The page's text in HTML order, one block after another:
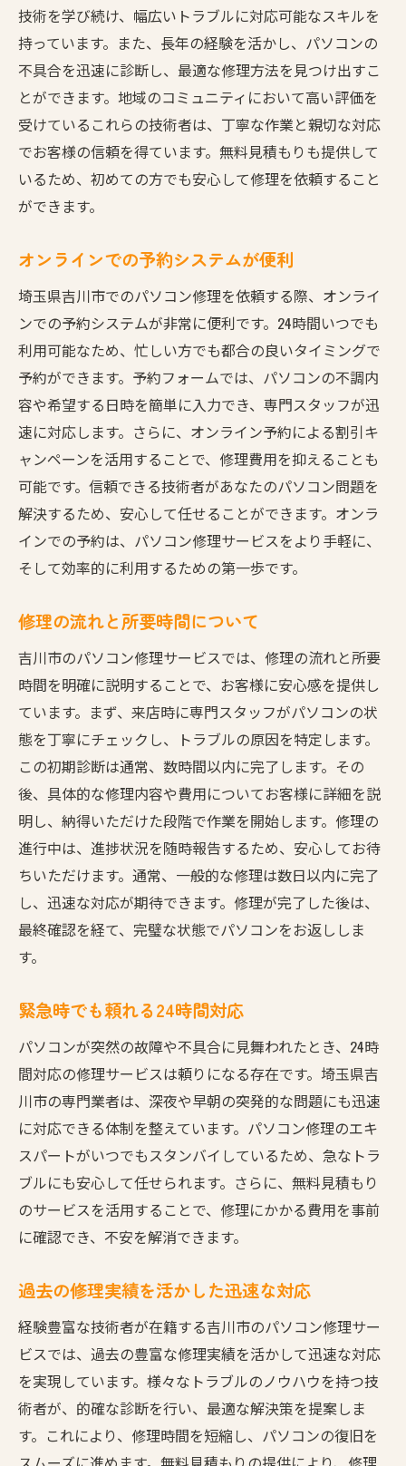
技術を学び続け、幅広いトラブルに対応可能なスキルを
持っています。また、長年の経験を活かし、パソコンの
不具合を迅速に診断し、最適な修理方法を見つけ出すこ
とができます。地域のコミュニティにおいて高い評価を
受けているこれらの技術者は、丁寧な作業と親切な対応
でお客様の信頼を得ています。無料見積もりも提供して
いるため、初めての方でも安心して修理を依頼すること
ができます。
オンラインでの予約システムが便利
埼玉県吉川市でのパソコン修理を依頼する際、オンライ
ンでの予約システムが非常に便利です。24時間いつでも
利用可能なため、忙しい方でも都合の良いタイミングで
予約ができます。予約フォームでは、パソコンの不調内
容や希望する日時を簡単に入力でき、専門スタッフが迅
速に対応します。さらに、オンライン予約による割引キ
ャンペーンを活用することで、修理費用を抑えることも
可能です。信頼できる技術者があなたのパソコン問題を
解決するため、安心して任せることができます。オンラ
インでの予約は、パソコン修理サービスをより手軽に、
そして効率的に利用するための第一歩です。
修理の流れと所要時間について
吉川市のパソコン修理サービスでは、修理の流れと所要
時間を明確に説明することで、お客様に安心感を提供し
ています。まず、来店時に専門スタッフがパソコンの状
態を丁寧にチェックし、トラブルの原因を特定します。
この初期診断は通常、数時間以内に完了します。その
後、具体的な修理内容や費用についてお客様に詳細を説
明し、納得いただけた段階で作業を開始します。修理の
進行中は、進捗状況を随時報告するため、安心してお待
ちいただけます。通常、一般的な修理は数日以内に完了
し、迅速な対応が期待できます。修理が完了した後は、
最終確認を経て、完璧な状態でパソコンをお返ししま
す。
緊急時でも頼れる24時間対応
パソコンが突然の故障や不具合に見舞われたとき、24時
間対応の修理サービスは頼りになる存在です。埼玉県吉
川市の専門業者は、深夜や早朝の突発的な問題にも迅速
に対応できる体制を整えています。パソコン修理のエキ
スパートがいつでもスタンバイしているため、急なトラ
ブルにも安心して任せられます。さらに、無料見積もり
のサービスを活用することで、修理にかかる費用を事前
に確認でき、不安を解消できます。
過去の修理実績を活かした迅速な対応
経験豊富な技術者が在籍する吉川市のパソコン修理サー
ビスでは、過去の豊富な修理実績を活かして迅速な対応
を実現しています。様々なトラブルのノウハウを持つ技
術者が、的確な診断を行い、最適な解決策を提案しま
す。これにより、修理時間を短縮し、パソコンの復旧を